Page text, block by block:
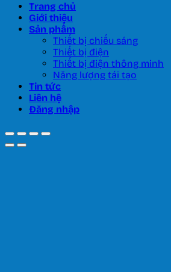
Trang chủ
Giới thiệu
Sản phẩm
Thiết bị chiếu sáng
Thiết bị điện
Thiết bị điện thông minh
Năng lượng tái tạo
Tin tức
Liên hệ
Đăng nhập